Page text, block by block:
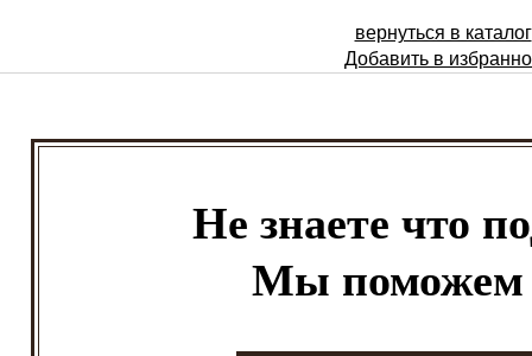
вернуться в каталог
Добавить в
Не знаете что
Мы